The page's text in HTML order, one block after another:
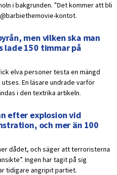
i bakgrunden. ”Det kommer att bli
kontot.
men vilken ska man
lade 150 timmar på
elva personer testa en mängd
En läsare undrade varför
i den textrika artikeln.
efter explosion vid
och mer än 100
dådet, och säger att terroristerna
Ingen har tagit på sig
tidigare angripit partiet.